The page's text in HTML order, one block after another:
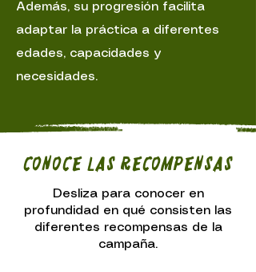
Además, su progresión facilita
adaptar la práctica a diferentes
edades, capacidades y
necesidades.
Conoce las recompensas
Desliza para conocer en
profundidad en qué consisten las
diferentes recompensas de la
campaña.